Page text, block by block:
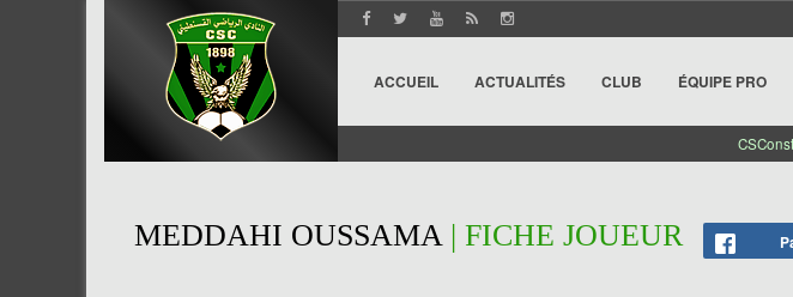
ACCUEIL ACTUALITÉS CLUB ÉQUIPE PRO
MEDDAHI OUSSAMA| FICHE JOUEUR